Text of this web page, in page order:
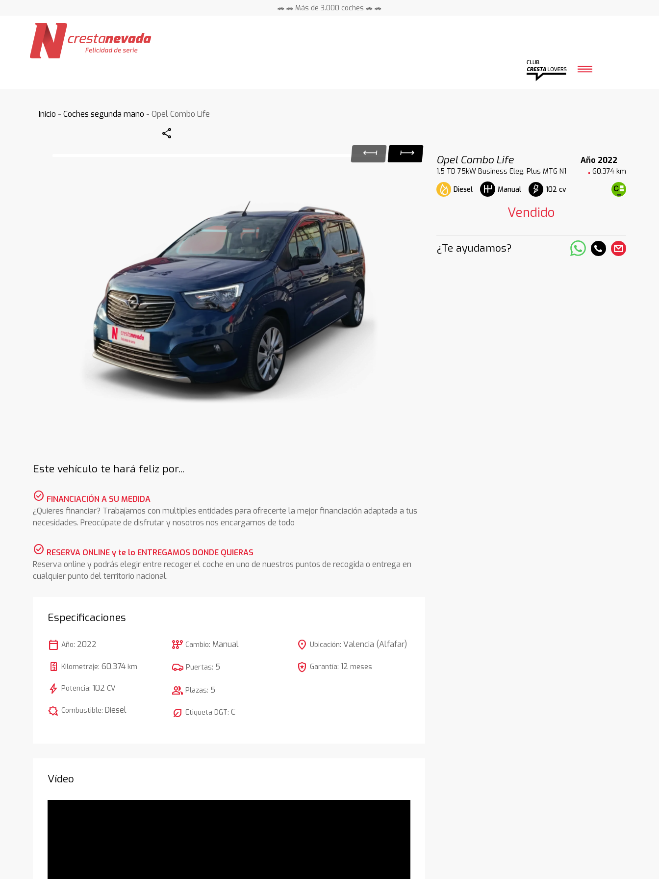
🚗 🚗 Más de 3.000 coches 🚗 🚗
Inicio -Coches segunda mano - Opel Combo Life
Share
Opel Combo Life
Año 2022
1.5 TD 75kW Business Eleg. Plus MT6 N1
60.374 km
Diesel
Manual 102 cv
Vendido
¿Te ayudamos?
Este vehículo te hará feliz por...
check_circle FINANCIACIÓN A SU MEDIDA
¿Quieres financiar? Trabajamos con multiples entidades para ofrecerte la mejor financiación adaptada a tus
necesidades. Preocúpate de disfrutar y nosotros nos encargamos de todo
check_circle RESERVA ONLINE y te lo ENTREGAMOS DONDE QUIERAS
Reserva online y podrás elegir entre recoger el coche en uno de nuestros puntos de recogida o entrega en
cualquier punto del territorio nacional.
Especificaciones
calendar_today Año: 2022
Kilometraje:60.374 km
bolt Potencia:102 CV
comic_bubble Combustible:Diesel
auto_transmission Cambio: Manual
Puertas: 5
group Plazas: 5
nest_eco_leaf Etiqueta DGT:C
location_on Ubicación: Valencia (Alfafar)
local_police Garantía: 12 meses
Vídeo